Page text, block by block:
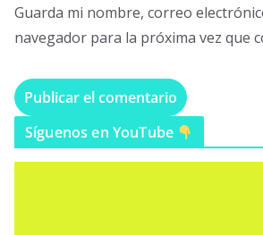
Guarda mi nombre, correo
navegador para la próxima vez que
Síguenos en YouTube